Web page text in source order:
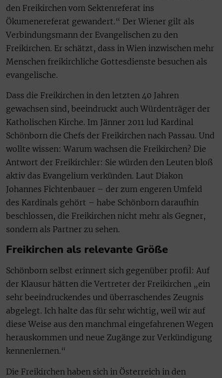
den Freikirchen vom Sektenreferat ins
Ökumenereferat gewandert.“ Der Wiener gilt als
Verbindungsmann der Evangelischen zu den
Freikirchen. Er schätzt, dass in Wien inzwischen mehr
Menschen freikirchliche Gottesdienste besuchen als
evangelische.
Dass die Freikirchen in den letzten 40 Jahren
gewachsen sind, beeindruckt auch Würdenträger der
Katholischen Kirche. Im Jänner 2011 lud Kardinal
Schönborn die Chefs der Freikirchen nach Passau. Und
wollte wissen: Warum wachsen die Freikirchen? Die
Antwort der Freikirchler: Sie würden den Leuten bloß
aktiv das Evangelium verkünden. Laut Diakon
Johannes Fichtenbauer – der zum engeren Umfeld
des Kardinals gehört – habe Schönborn daraufhin
beschlossen, die Freikirchen nicht mehr als Gegner,
sondern als Partner zu sehen.
Freikirchen als relevante Größe
Schönborn selbst erinnert sich gegenüber profil: Auf
der Klausur hätten die Vertreter der Freikirchen „ein
sehr beeindruckendes und überraschendes Zeugnis
abgelegt. Ich halte das für sehr wichtig, weil wir auf
diese Weise aus den manchmal eingefahrenen Wegen
herauskommen und neue Zugänge zur Verkündigung
kennenlernen.“
Die Freikirchen haben sich in Österreich in den